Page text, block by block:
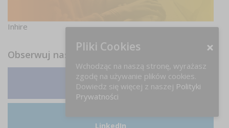
Inhire
Obserwuj nas
Facebook
LinkedIn
Pliki Cookies
Wchodząc na naszą stronę, wyrażasz
zgodę na używanie plików cookies.
Dowiedz się więcej z naszej Polityki
Prywatności